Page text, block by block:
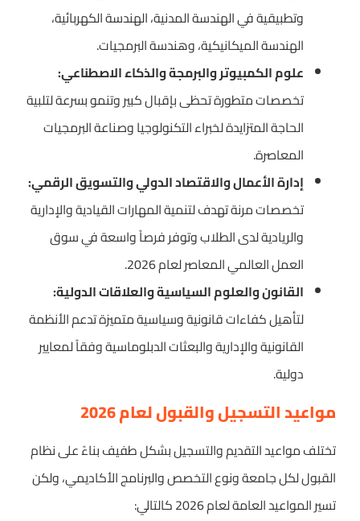
وتطبيقية في الهندسة المدنية، الهندسة الكهربائية،
الهندسة الميكانيكية، وهندسة البرمجيات.
علوم الكمبيوتر والبرمجة والذكاء الاصطناعي:
تخصصات متطورة تحظى بإقبال كبير وتنمو بسرعة لتلبية
الحاجة المتزايدة لخبراء التكنولوجيا وصناعة البرمجيات
المعاصرة.
إدارة الأعمال والاقتصاد الدولي والتسويق الرقمي:
تخصصات مرنة تهدف لتنمية المهارات القيادية والإدارية
والريادية لدى الطلاب وتوفر فرصاً واسعة في سوق
العمل العالمي المعاصر لعام 2026.
القانون والعلوم السياسية والعلاقات الدولية:
لتأهيل كفاءات قانونية وسياسية متميزة تدعم الأنظمة
القانونية والإدارية والبعثات الدبلوماسية وفقاً لمعايير
دولية.
مواعيد التسجيل والقبول لعام 2026
تختلف مواعيد التقديم والتسجيل بشكل طفيف بناءً على نظام
القبول لكل جامعة ونوع التخصص والبرنامج الأكاديمي، ولكن
تسير المواعيد العامة لعام 2026 كالتالي: